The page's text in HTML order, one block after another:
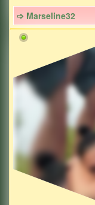
➩ Marseline32